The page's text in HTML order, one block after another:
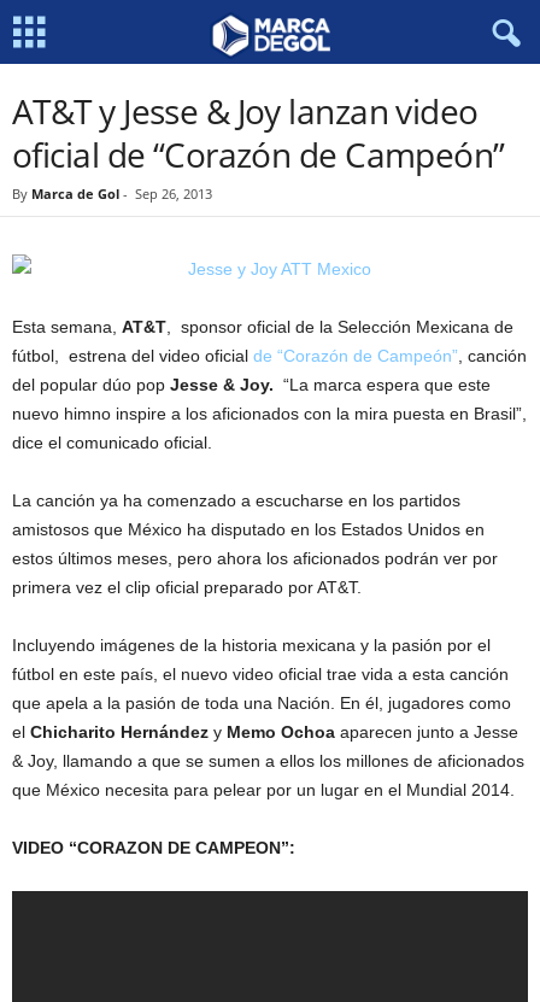
AT&T y Jesse & Joy lanzan video
oficial de “Corazón de Campeón”
By Marca de Gol - Sep 26, 2013
Esta semana, AT&T , sponsor oficial de la Selección Mexicana de
fútbol, estrena del video oficial de “Corazón de Campeón” , canción
del popular dúo pop Jesse & Joy. “La marca espera que este
nuevo himno inspire a los aficionados con la mira puesta en Brasil”,
dice el comunicado oficial.
La canción ya ha comenzado a escucharse en los partidos
amistosos que México ha disputado en los Estados Unidos en
estos últimos meses, pero ahora los aficionados podrán ver por
primera vez el clip oficial preparado por AT&T.
Incluyendo imágenes de la historia mexicana y la pasión por el
fútbol en este país, el nuevo video oficial trae vida a esta canción
que apela a la pasión de toda una Nación. En él, jugadores como
el Chicharito Hernández y Memo Ochoa aparecen junto a Jesse
& Joy, llamando a que se sumen a ellos los millones de aficionados
que México necesita para pelear por un lugar en el Mundial 2014.
VIDEO “CORAZON DE CAMPEON”: